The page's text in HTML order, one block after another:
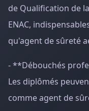
de Qualification de
ENAC,
qu'agent de sûreté
- **Débouchés
Les diplômés
comme agent de